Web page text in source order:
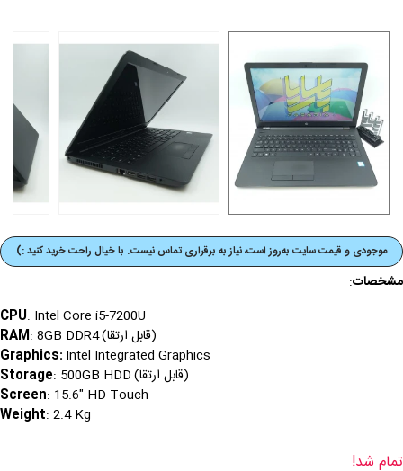
موجودی و قیمت‌ سایت به‌روز است، نیاز به برقراری تماس نیست. با خیال راحت خرید کنید :)
مشخصات:
CPU: Intel Core i5-7200U
(قابل ارتقا)RAM
: 8GB DDR4
Graphics: Intel Integrated Graphics
(قابل ارتقا): 500GB HDD
Screen: 15.6" HD Touch
Weight: 2.4 Kg
تمام شد!